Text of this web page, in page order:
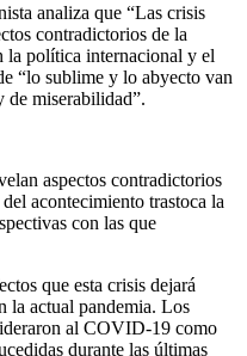
analiza que “Las crisis
contradictorios de la
la política internacional y el
“lo sublime y lo abyecto van
de miserabilidad”.
aspectos contradictorios
acontecimiento trastoca la
con las que
que esta crisis dejará
la actual pandemia. Los
al COVID-19 como
durante las últimas